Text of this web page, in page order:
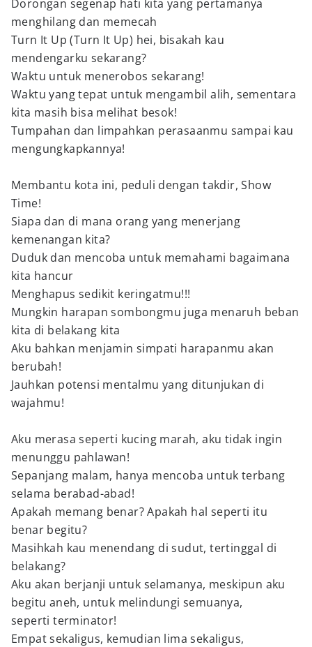
Dorongan segenap hati kita yang pertamanya
menghilang dan memecah
Turn It Up (Turn It Up) hei, bisakah kau
mendengarku sekarang?
Waktu untuk menerobos sekarang!
Waktu yang tepat untuk mengambil alih, sementara
kita masih bisa melihat besok!
Tumpahan dan limpahkan perasaanmu sampai kau
mengungkapkannya!
Membantu kota ini, peduli dengan takdir, Show
Time!
Siapa dan di mana orang yang menerjang
kemenangan kita?
Duduk dan mencoba untuk memahami bagaimana
kita hancur
Menghapus sedikit keringatmu!!!
Mungkin harapan sombongmu juga menaruh beban
kita di belakang kita
Aku bahkan menjamin simpati harapanmu akan
berubah!
Jauhkan potensi mentalmu yang ditunjukan di
wajahmu!
Aku merasa seperti kucing marah, aku tidak ingin
menunggu pahlawan!
Sepanjang malam, hanya mencoba untuk terbang
selama berabad-abad!
Apakah memang benar? Apakah hal seperti itu
benar begitu?
Masihkah kau menendang di sudut, tertinggal di
belakang?
Aku akan berjanji untuk selamanya, meskipun aku
begitu aneh, untuk melindungi semuanya,
seperti terminator!
Empat sekaligus, kemudian lima sekaligus,